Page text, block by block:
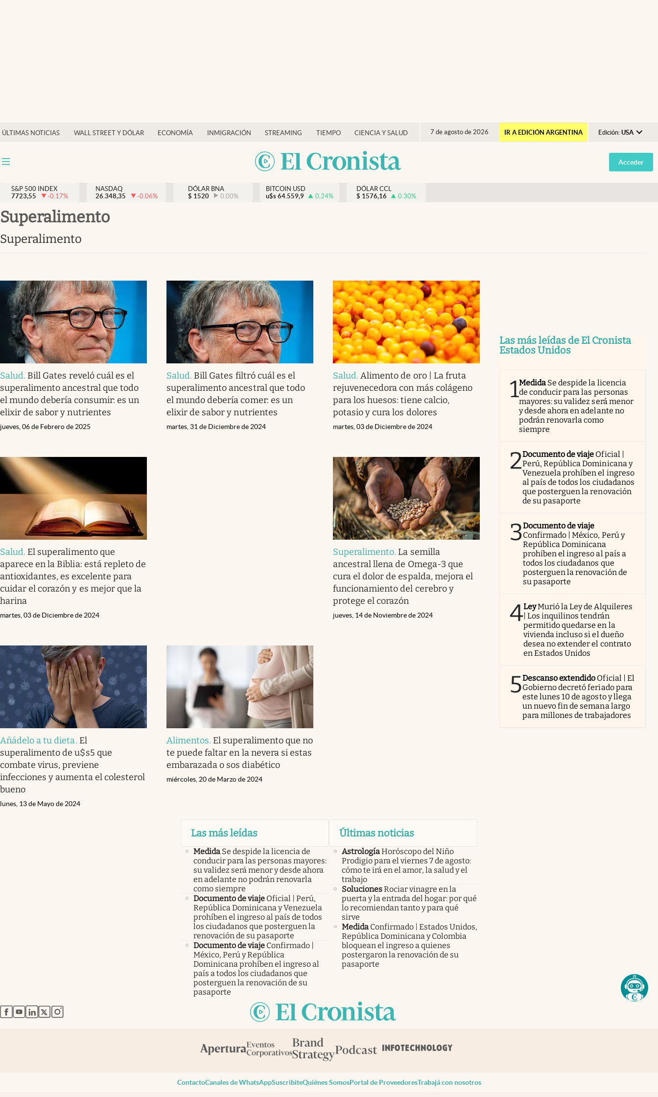
ÚLTIMAS NOTICIAS WALL STREET Y DÓLAR ECONOMÍA INMIGRACIÓN STREAMING TIEMPO CIENCIA Y SALUD 7 de agosto de 2026 IR A EDICIÓN ARGENTINA Edición: USA
Argentina
España
Tiempo
Streaming
Lifestyle
Acceder
S&P 500 INDEX
7723,55
-0.17%
NASDAQ
26.348,35
-0.06%
DÓLAR BNA
$ 1520 0.00%
BITCOIN USD
u$s 64.559,9 0.24%
DÓLAR CCL
$ 1576,16 0.30%
superalimento
superalimento
Salud. Bill Gates reveló cuál es el
superalimento ancestral que todo
el mundo debería consumir: es un
elixir de sabor y nutrientes
jueves, 06 de Febrero de 2025
Salud. Bill Gates filtró cuál es el
superalimento ancestral que todo
el mundo debería comer: es un
elixir de sabor y nutrientes
martes, 31 de Diciembre de 2024
Salud.Alimento de oro | La fruta
rejuvenecedora con más colágeno
para los huesos: tiene calcio,
potasio y cura los dolores
martes, 03 de Diciembre de 2024
Salud. El superalimento que
aparece en la Biblia: está repleto de
antioxidantes, es excelente para
cuidar el corazón y es mejor que la
harina
martes, 03 de Diciembre de 2024
Superalimento. La semilla
ancestral llena de Omega-3 que
cura el dolor de espalda, mejora el
funcionamiento del cerebro y
protege el corazón
jueves, 14 de Noviembre de 2024
Añádelo a tu dieta. El
superalimento de u$s5 que
combate virus, previene
infecciones y aumenta el colesterol
bueno
lunes, 13 de Mayo de 2024
Alimentos. El superalimento que no
te puede faltar en la nevera si estas
embarazada o sos diabético
miércoles, 20 de Marzo de 2024
Las más leídas de El Cronista
Estados Unidos
1Medida Se despide la licencia
de conducir para las personas
mayores: su validez será menor
y desde ahora en adelante no
podrán renovarla como
siempre
2Documento de viaje Oficial |
Perú, República Dominicana y
Venezuela prohíben el ingreso
al país de todos los ciudadanos
que posterguen la renovación
de su pasaporte
3Documento de viaje
Confirmado | México, Perú y
República Dominicana
prohíben el ingreso al país a
todos los ciudadanos que
posterguen la renovación de
su pasaporte
4LeyMurió la Ley de Alquileres
| Los inquilinos tendrán
permitido quedarse en la
vivienda incluso si el dueño
desea no extender el contrato
en Estados Unidos
5Descanso extendido Oficial | El
Gobierno decretó feriado para
este lunes 10 de agosto y llega
un nuevo fin de semana largo
para millones de trabajadores
Las más leídas
Medida Se despide la licencia de
conducir para las personas mayores:
su validez será menor y desde ahora
en adelante no podrán renovarla
como siempre
Documento de viaje Oficial | Perú,
República Dominicana y Venezuela
prohíben el ingreso al país de todos
los ciudadanos que posterguen la
renovación de su pasaporte
Documento de viaje Confirmado |
México, Perú y República
Dominicana prohíben el ingreso al
país a todos los ciudadanos que
posterguen la renovación de su
pasaporte
Últimas noticias
AstrologíaHoróscopo del Niño
Prodigio para el viernes 7 de agosto:
cómo te irá en el amor, la salud y el
trabajo
SolucionesRociar vinagre en la
puerta y la entrada del hogar: por qué
lo recomiendan tanto y para qué
sirve
Medida Confirmado | Estados Unidos,
República Dominicana y Colombia
bloquean el ingreso a quienes
postergaron la renovación de su
pasaporte
abre en nueva pestaña
abre en nueva pestaña
abre en nueva pestaña
abre en nueva pestaña
abre en nueva pestaña
ContactoCanales de WhatsAppSuscribiteQuiénes SomosPortal de ProveedoresTrabajá con nosotros